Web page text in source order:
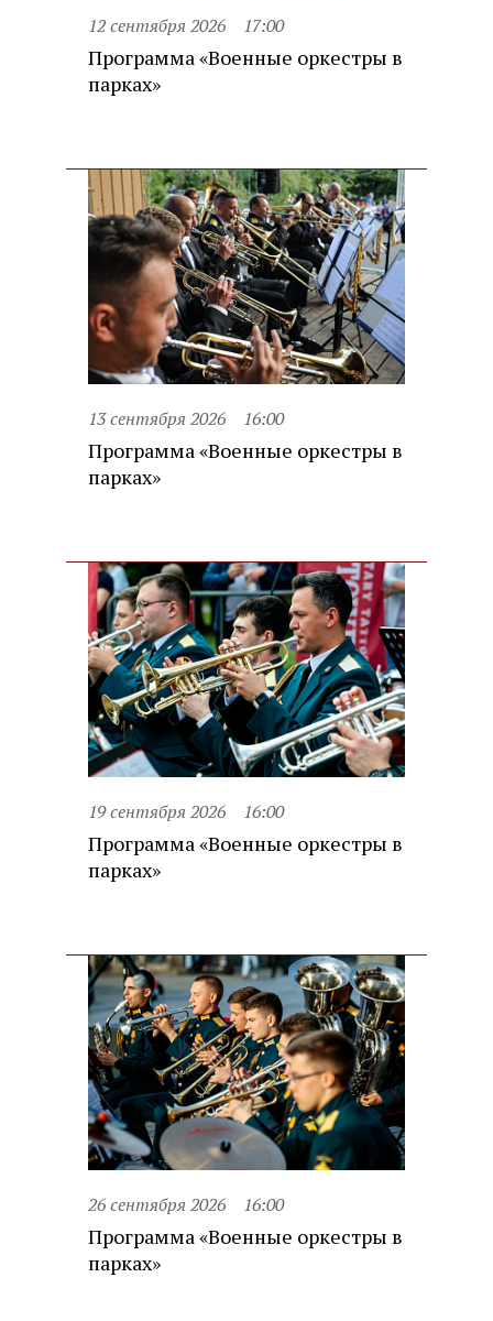
12 сентября 2026 17:00
Программа «Военные оркестры в
парках»
13 сентября 2026 16:00
Программа «Военные оркестры в
парках»
19 сентября 2026 16:00
Программа «Военные оркестры в
парках»
26 сентября 2026 16:00
Программа «Военные оркестры в
парках»